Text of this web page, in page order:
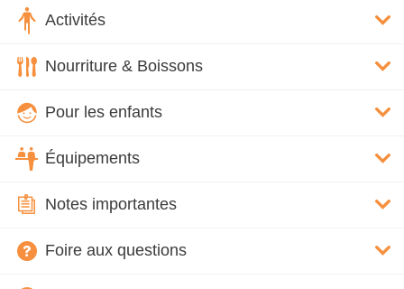
Activités
Nourriture & Boissons
Pour les enfants
Équipements
Notes importantes
Foire aux questions